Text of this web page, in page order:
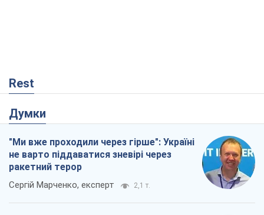
Rest
Думки
"Ми вже проходили через гірше": Україні
не варто піддаватися зневірі через
ракетний терор
Сергій Марченко, експерт 2,1 т.